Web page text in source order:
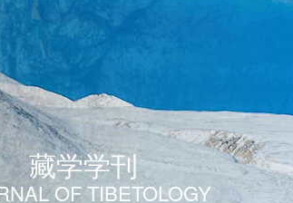
藏学学刊
OF TIBETOLOGY